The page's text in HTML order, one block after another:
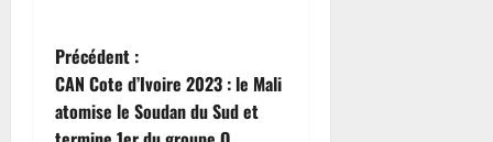
N
a
Précédent :
CAN Cote d’Ivoire 2023 : le Mali
atomise le Soudan du Sud et